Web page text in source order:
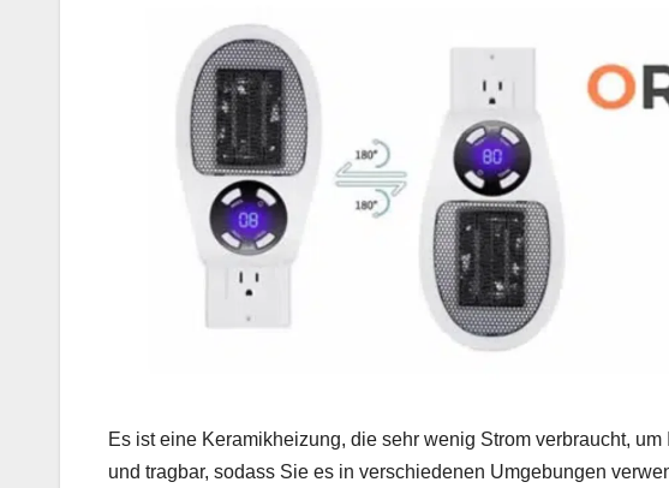
Es ist eine Keramikheizung, die sehr wenig Strom verbraucht,
und tragbar, sodass Sie es in verschiedenen Umgebungen